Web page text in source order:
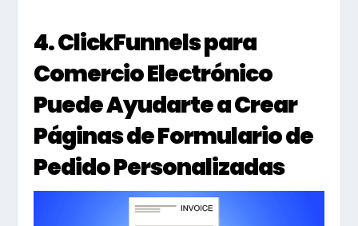
4. ClickFunnels para
Comercio Electrónico
Puede Ayudarte a Crear
Páginas de Formulario de
Pedido Personalizadas